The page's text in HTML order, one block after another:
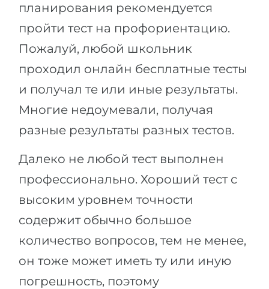
планирования рекомендуется
пройти тест на профориентацию.
Пожалуй, любой школьник
проходил онлайн бесплатные тесты
и получал те или иные результаты.
Многие недоумевали, получая
разные результаты разных тестов.
Далеко не любой тест выполнен
профессионально. Хороший тест с
высоким уровнем точности
содержит обычно большое
количество вопросов, тем не менее,
он тоже может иметь ту или иную
погрешность, поэтому